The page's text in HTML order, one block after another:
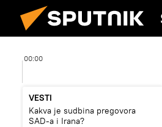
00:00
VESTI
Kakva je sudbina pregovora
SAD-a i Irana?